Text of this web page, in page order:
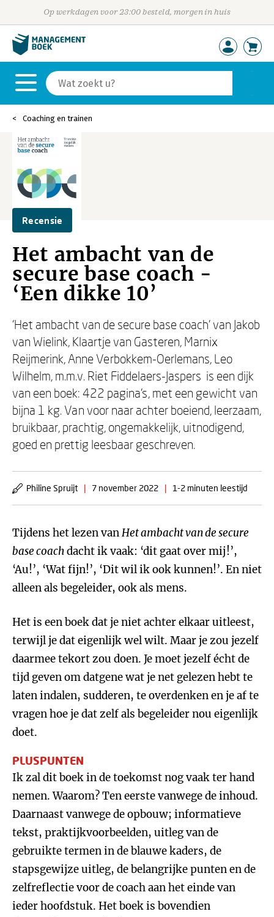
Op werkdagen voor 23:00 besteld, morgen in huis
Coaching en trainen
Recensie
Het ambacht van de
secure base coach -
‘Een dikke 10’
‘Het ambacht van de secure base coach’ van Jakob
van Wielink, Klaartje van Gasteren, Marnix
Reijmerink, Anne Verbokkem-Oerlemans, Leo
Wilhelm, m.m.v. Riet Fiddelaers-Jaspers is een dijk
van een boek: 422 pagina’s, met een gewicht van
bijna 1 kg. Van voor naar achter boeiend, leerzaam,
bruikbaar, prachtig, ongemakkelijk, uitnodigend,
goed en prettig leesbaar geschreven.
Philine Spruijt | 7 november 2022 | 1-2 minuten leestijd
Tijdens het lezen vanHet ambacht van de secure
base coachdacht ik vaak: ‘dit gaat over mij!’,
‘Au!’, ‘Wat fijn!’, ‘Dit wil ik ook kunnen!’. En niet
alleen als begeleider, ook als mens.
Het is een boek dat je niet achter elkaar uitleest,
terwijl je dat eigenlijk wel wilt. Maar je zou jezelf
daarmee tekort zou doen. Je moet jezelf écht de
tijd geven om datgene wat je net gelezen hebt te
laten indalen, sudderen, te overdenken en je af te
vragen hoe je dat zelf als begeleider nou eigenlijk
doet.
PLUSPUNTEN
Ik zal dit boek in de toekomst nog vaak ter hand
nemen. Waarom? Ten eerste vanwege de inhoud.
Daarnaast vanwege de opbouw; informatieve
tekst, praktijkvoorbeelden, uitleg van de
gebruikte termen in de blauwe kaders, de
stapsgewijze uitleg, de belangrijke punten en de
zelfreflectie voor de coach aan het einde van
ieder hoofdstuk. Het boek is bovendien